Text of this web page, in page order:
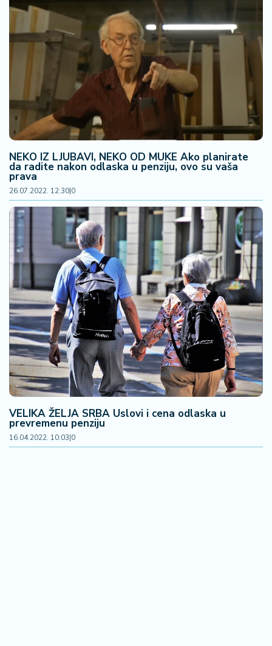
NEKO IZ LJUBAVI, NEKO OD MUKE Ako planirate
da radite nakon odlaska u penziju, ovo su vaša
prava
26.07.2022. 12:30|0
VELIKA ŽELJA SRBA Uslovi i cena odlaska u
prevremenu penziju
16.04.2022. 10:03|0